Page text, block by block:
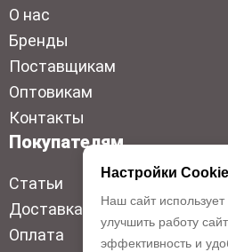
О нас
Бренды
Поставщикам
Оптовикам
Контакты
Покупателям
Статьи
Доставка
Оплата
Настройки Cookie
Наш сайт
улучшить работу
эффективность и